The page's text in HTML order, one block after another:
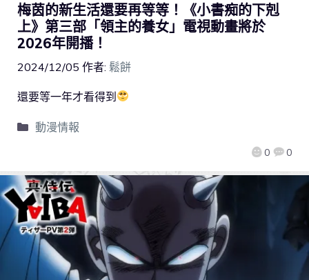
梅茵的新生活還要再等等！《小書痴的下剋
上》第三部「領主的養女」電視動畫將於
2026年開播！
2024/12/05 作者: 鬆餅
0 0
還要等一年才看得到
動漫情報